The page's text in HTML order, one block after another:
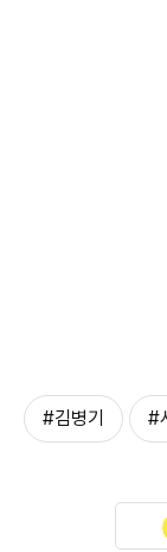
#김병기 #